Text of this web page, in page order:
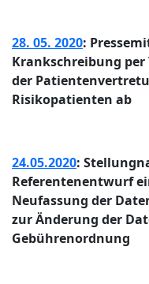
28. 05. 2020:
Krankschreibung per
der
Risikopatienten ab
24.05.2020:
Referentenentwurf
Neufassung der
zur Änderung der
Gebührenordnung